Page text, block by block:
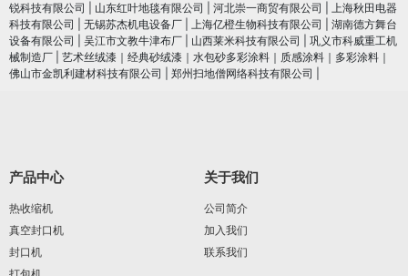
锐科技有限公司
山东红叶地毯有限公司 河北崇一商贸有限公司
上海秋田电器
科技有限公司
无锡苏杰机电设备厂 上海亿橙生物科技有限公司
湖南德方舞台
设备有限公司
吴江市文教牛津布厂 山西莱米科技有限公司
巩义市科威重工机
械制造厂
艺术丝绒漆｜经典砂绒漆｜水包砂多彩涂料｜质感涂料｜多彩涂料｜
佛山市金凯利建材科技有限公司
郑州扫地僧网络科技有限公司
产品中心
热收缩机
真空封口机
封口机
关于我们
公司简介
加入我们
联系我们